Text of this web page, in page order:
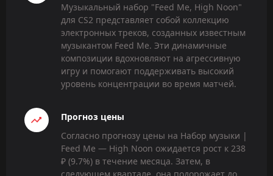
Музыкальный набор "Feed Me, High Noon"
для CS2 представляет собой коллекцию
электронных треков, созданных известным
музыкантом Feed Me. Эти динамичные
композиции вдохновляют на агрессивную
игру и помогают поддерживать высокий
уровень концентрации во время матчей.
Прогноз цены
Согласно прогнозу цены на Набор музыки |
Feed Me — High Noon ожидается рост к 238
₽ (9.7%) в течение месяца. Затем, в